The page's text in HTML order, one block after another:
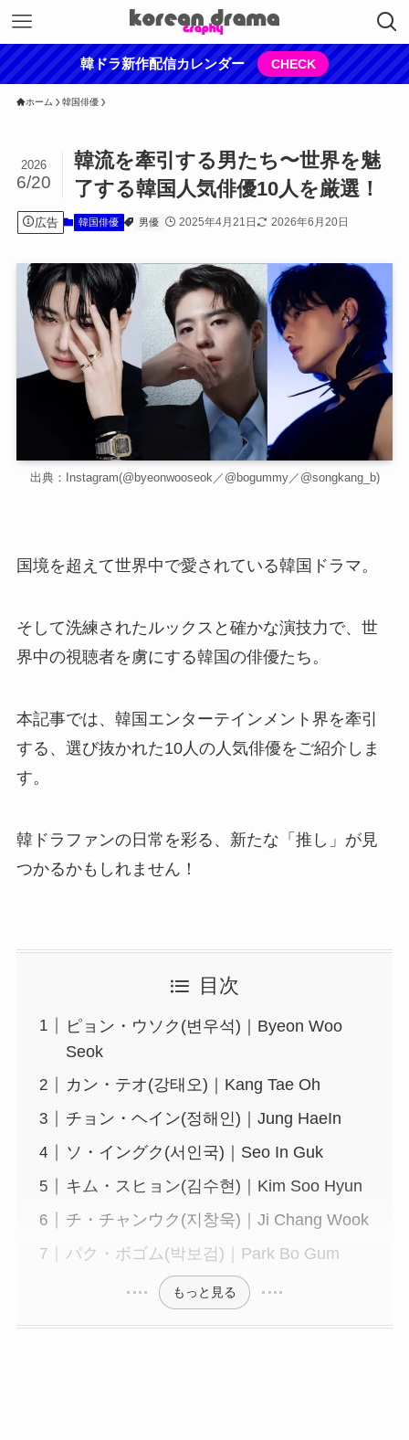
韓ドラ新作配信カレンダー CHECK
ホーム 韓国俳優
韓流を牽引する男たち〜世界を魅
了する韓国人気俳優10人を厳選！
2026
6/20
広告 韓国俳優 男優 2025年4月21日 2026年6月20日
出典：Instagram(@byeonwooseok／@bogummy／@songkang_b)
国境を超えて世界中で愛されている韓国ドラマ。
そして洗練されたルックスと確かな演技力で、世
界中の視聴者を虜にする韓国の俳優たち。
本記事では、韓国エンターテインメント界を牽引
する、選び抜かれた10人の人気俳優をご紹介しま
す。
韓ドラファンの日常を彩る、新たな「推し」が見
つかるかもしれません！
目次
ピョン・ウソク(변우석)｜Byeon Woo
Seok
カン・テオ(강태오)｜Kang Tae Oh
チョン・ヘイン(정해인)｜Jung HaeIn
ソ・イングク(서인국)｜Seo In Guk
キム・スヒョン(김수현)｜Kim Soo Hyun
チ・チャンウク(지창욱)｜Ji Chang Wook
パク・ボゴム(박보검)｜Park Bo Gum
もっと見る